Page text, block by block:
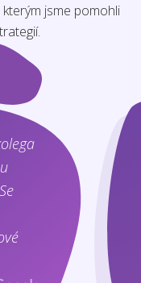
jsme pomohli